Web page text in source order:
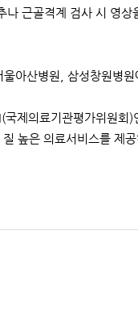
근골격계 검사 시 영
아산병원, 삼성창원병
제의료기관평가위원
높은 의료서비스를 제공